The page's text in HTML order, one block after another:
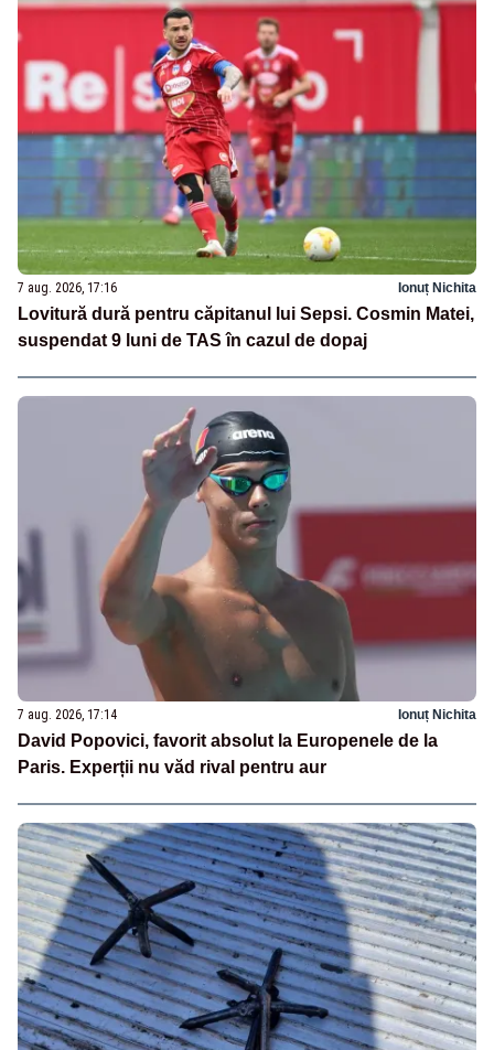
7 aug. 2026, 17:16 Ionuț Nichita
Lovitură dură pentru căpitanul lui Sepsi. Cosmin Matei,
suspendat 9 luni de TAS în cazul de dopaj
7 aug. 2026, 17:14 Ionuț Nichita
David Popovici, favorit absolut la Europenele de la
Paris. Experții nu văd rival pentru aur